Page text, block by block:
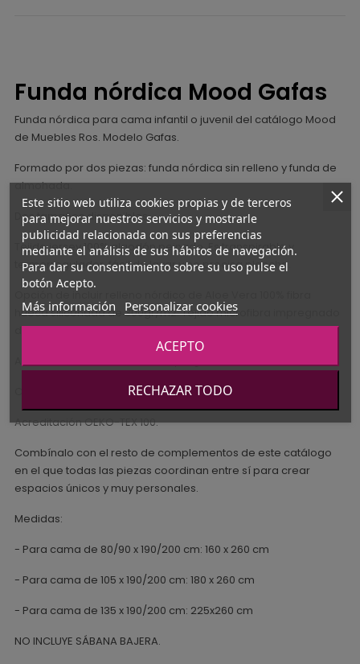
Funda nórdica Mood Gafas
Funda nórdica para cama infantil o juvenil del catálogo Mood
de Muebles Ros. Modelo Gafas.
Formado por dos piezas: funda nórdica sin relleno y funda de
almohada.
Dos tamaños disponibles.
Tejido jersey 100% algodón peinado. Es transpirable y
termorregulador, fácil de lavar y no precisa plancha.
Opción de incluir relleno nórdico de Aloe Vera 100% fibra
hueca siliconada de 300gr/m2. Tejido microfibra impregnado
de Aloe Vera.
Confección romboidal con acabado bastidor lateral.
Acreditación OEKO-TEX 100.
Combínalo con el resto de complementos de este catálogo
en el que todas las piezas coordinan entre sí para crear
espacios únicos y muy personales.
Medidas:
- Para cama de 80/90 x 190/200 cm: 160 x 260 cm
- Para cama de 105 x 190/200 cm: 180 x 260 cm
- Para cama de 135 x 190/200 cm: 225x260 cm
NO INCLUYE SÁBANA BAJERA.
Este sitio web utiliza cookies propias y de terceros
para mejorar nuestros servicios y mostrarle
publicidad relacionada con sus preferencias
mediante el análisis de sus hábitos de navegación.
Para dar su consentimiento sobre su uso pulse el
botón Acepto.
Más información Personalizar cookies
RECHAZAR TODO
ACEPTO